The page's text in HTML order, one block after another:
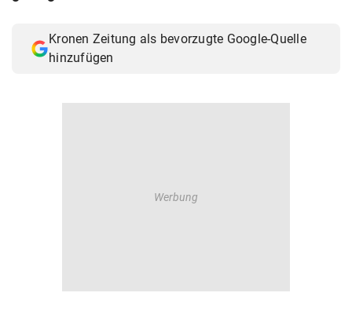
Kronen Zeitung als bevorzugte Google-Quelle
hinzufügen